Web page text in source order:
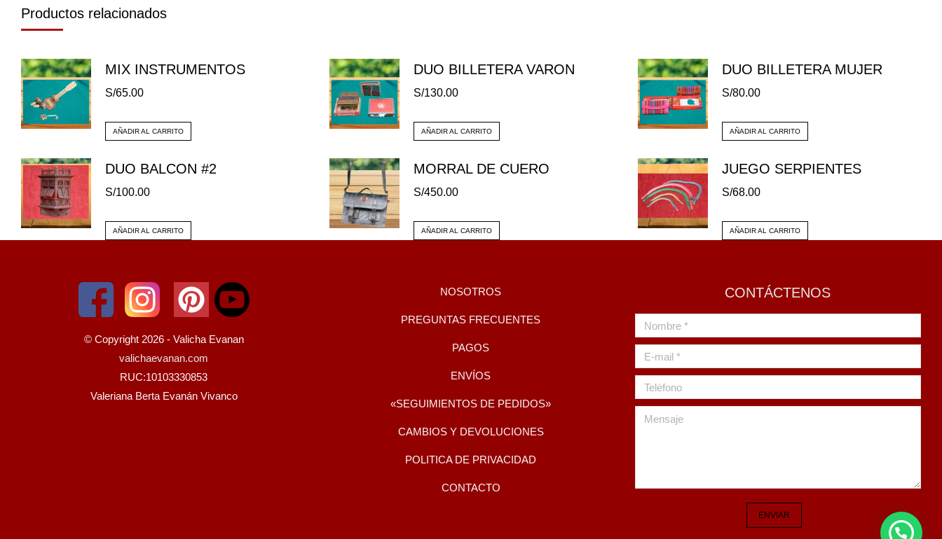
Productos relacionados
MIX INSTRUMENTOS
S/65.00
AÑADIR AL CARRITO
DUO BILLETERA VARON
S/130.00
AÑADIR AL CARRITO
DUO BILLETERA MUJER
S/80.00
AÑADIR AL CARRITO
DUO BALCON #2
S/100.00
AÑADIR AL CARRITO
MORRAL DE CUERO
S/450.00
AÑADIR AL CARRITO
JUEGO SERPIENTES
S/68.00
AÑADIR AL CARRITO
© Copyright 2026 - Valicha Evanan
valichaevanan.com
RUC:10103330853
Valeriana Berta Evanán Vivanco
NOSOTROS
PREGUNTAS FRECUENTES
PAGOS
ENVÍOS
«SEGUIMIENTOS DE PEDIDOS»
CAMBIOS Y DEVOLUCIONES
POLITICA DE PRIVACIDAD
CONTACTO
CONTÁCTENOS
Nombre *
E-mail *
Teléfono
Mensaje
ENVIAR